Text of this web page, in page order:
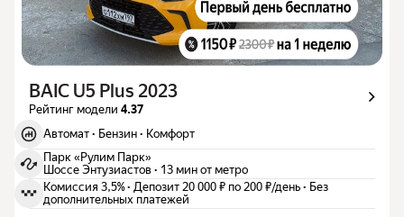
BAIC U5 Plus 2023
Рейтинг модели 4.37
Автомат · Бензин · Комфорт
Парк «Рулим Парк»
Шоссе Энтузиастов · 13 мин от метро
Комиссия 3,5%· Депозит 20 000 ₽ по 200 ₽/день · Без
дополнительных платежей